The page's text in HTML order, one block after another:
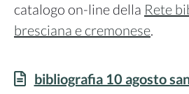
catalogo on-line della Rete
bresciana e cremonese.
bibliografia 10 agosto